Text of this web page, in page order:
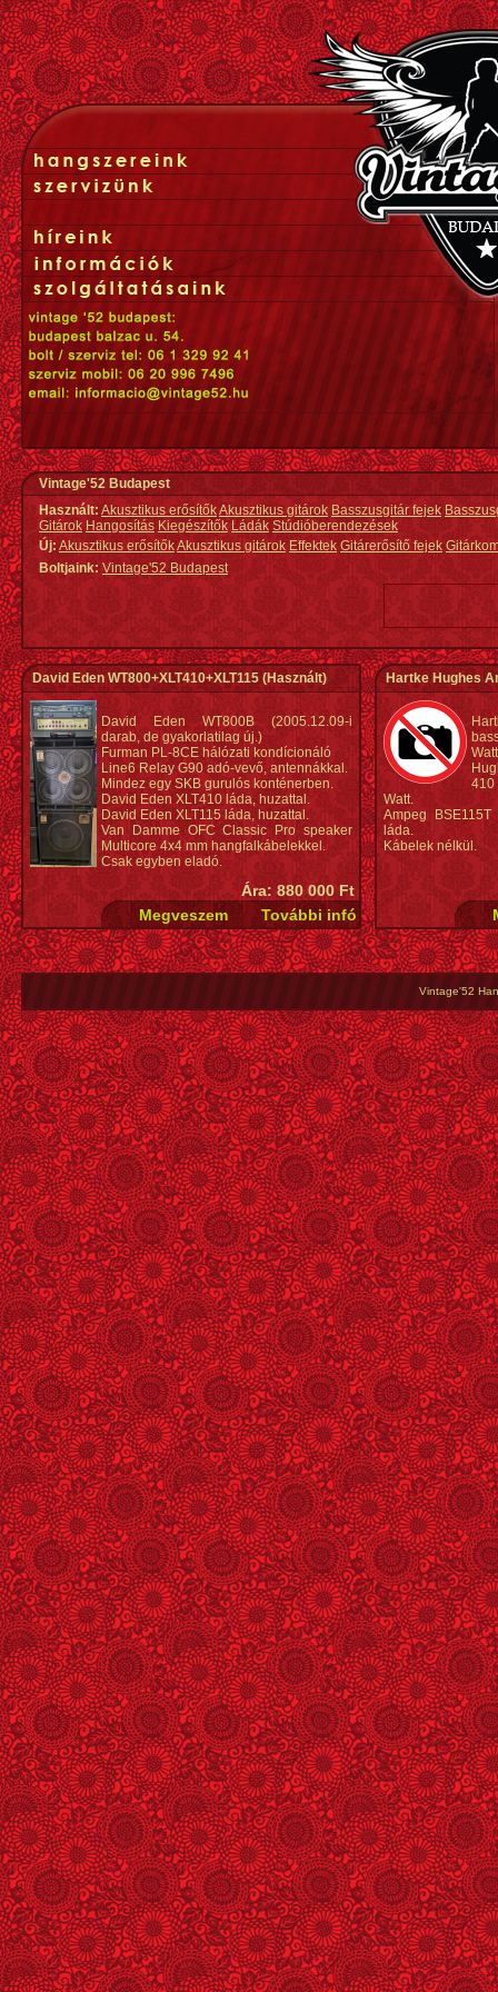
Vintage'52 Budapest
Használt: Akusztikus erősítőkAkusztikus gitárok Basszusgitár fejek
Gitárok Hangosítás Kiegészítők Ládák Stúdióberendezések
Új:Akusztikus erősítőkAkusztikus gitárok Effektek Gitárerősítő fejek
Boltjaink: Vintage'52 Budapest
David Eden WT800+XLT410+XLT115(Használt)
David Eden WT800B (2005.12.09-i
darab, de gyakorlatilag új.)
Furman PL-8CE hálózati kondícionáló
Line6 Relay G90 adó-vevő, antennákkal.
Mindez egy SKB gurulós konténerben.
David Eden XLT410 láda, huzattal.
David Eden XLT115 láda, huzattal.
Van Damme OFC Classic Pro speaker
Multicore 4x4 mm hangfalkábelekkel.
Csak egyben eladó.
Ára: 880 000 Ft
Hartke Hughes
Watt.
Ampeg
láda.
Kábelek nélkül.
Vintage'52